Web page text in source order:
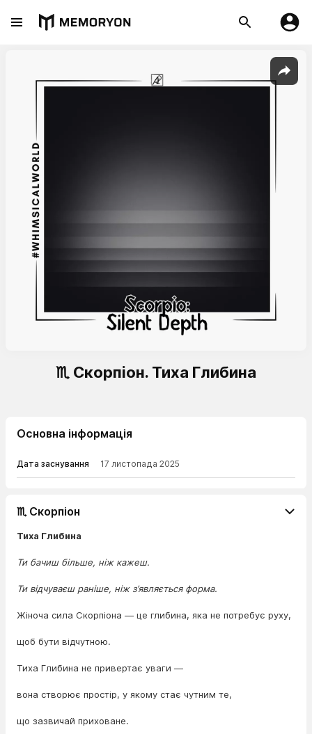
♏ Скорпіон. Тиха Глибина
Основна інформація
Дата заснування 17 листопада 2025
♏ Скорпіон
Тиха Глибина
Ти бачиш більше, ніж кажеш.
Ти відчуваєш раніше, ніж з’являється форма.
Жіноча сила Скорпіона — це глибина, яка не потребує руху,
щоб бути відчутною.
Тиха Глибина не привертає уваги —
вона створює простір, у якому стає чутним те,
що зазвичай приховане.